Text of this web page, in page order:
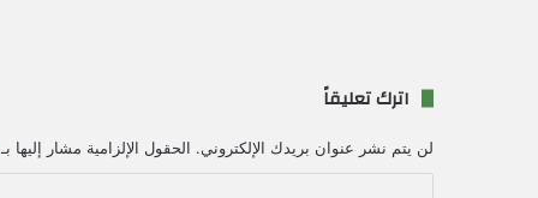
اترك تعليقاً
لن يتم نشر عنوان بريدك الإلكتروني. الحقول الإلزامية مشار إليها بـ